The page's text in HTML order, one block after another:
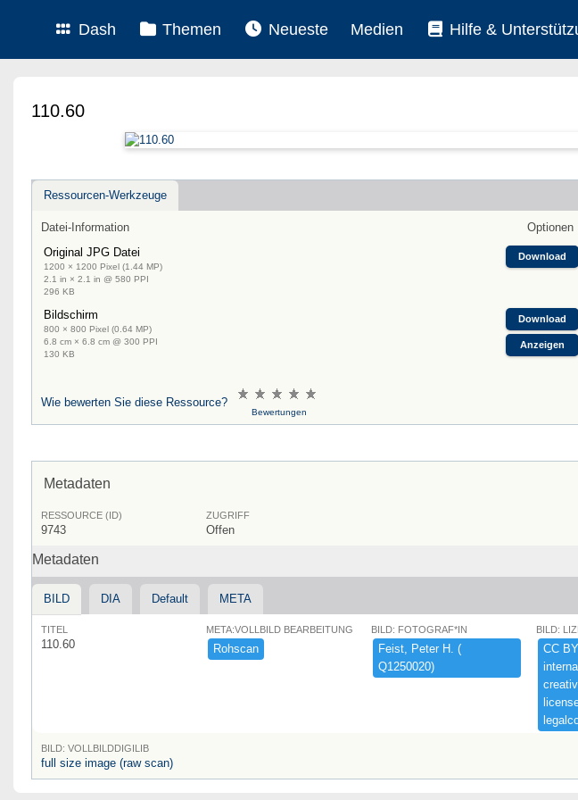
Dash Themen Neueste Medien Hilfe &
110.60
Ressourcen-Werkzeuge
Datei-Information
Optionen
Original JPG Datei
1200 × 1200 Pixel (1.44 MP)
2.1 in × 2.1 in @ 580 PPI
296 KB
Download
Bildschirm
800 × 800 Pixel (0.64 MP)
6.8 cm × 6.8 cm @ 300 PPI
130 KB
Download
Anzeigen
Wie bewerten Sie diese Ressource?
Bewertungen
Metadaten
RESSOURCE (ID)
9743
ZUGRIFF
Offen
Metadaten
BILD DIA Default META
TITEL
110.60
META:VOLLBILD BEARBEITUNG
Rohscan
BILD: FOTOGRAF*IN
Feist,​ ​Peter ​H.​ ​(​
Q1250020)​
BILD:
CC
BILD: VOLLBILDDIGILIB
full size image (raw scan)